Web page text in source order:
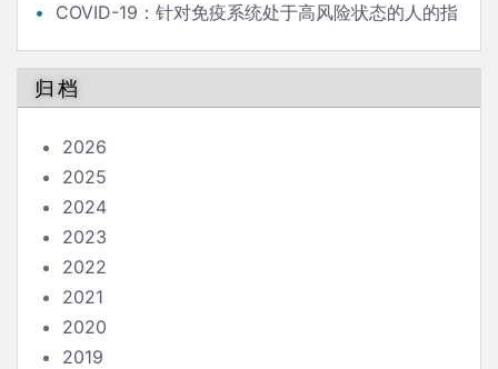
COVID-19：针对免疫系统处于高风险状态的人的指
归档
2026
2025
2024
2023
2022
2021
2020
2019